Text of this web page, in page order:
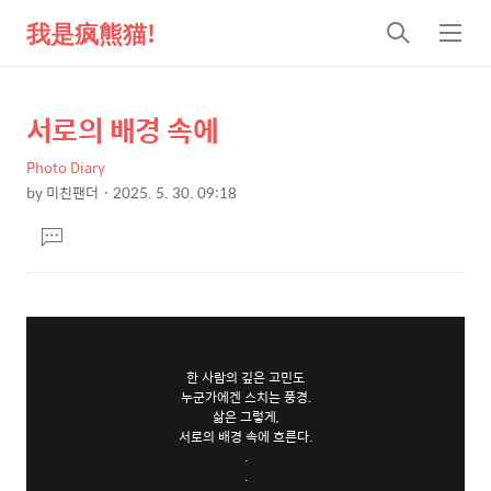
我是疯熊猫!
검
색
메
뉴
상
세
컨
텐
츠
본
제
목
서로의 배경 속에
Photo Diary
by미친팬더 2025. 5. 30. 09:18
문댓
글
한 사람의 깊은 고민도
누군가에겐 스치는 풍경.
삶은 그렇게,
서로의 배경 속에 흐른다.
.
.